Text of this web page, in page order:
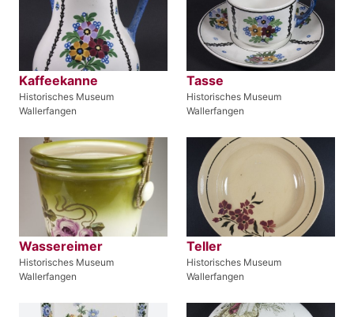
Kaffeekanne
Historisches Museum
Wallerfangen
Tasse
Historisches Museum
Wallerfangen
Wassereimer
Historisches Museum
Wallerfangen
Teller
Historisches Museum
Wallerfangen